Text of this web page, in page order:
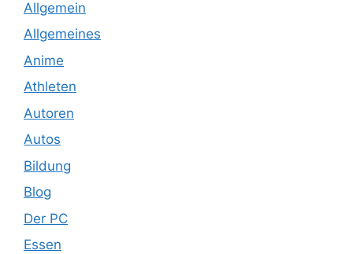
Allgemein
Allgemeines
Anime
Athleten
Autoren
Autos
Bildung
Blog
Der PC
Essen